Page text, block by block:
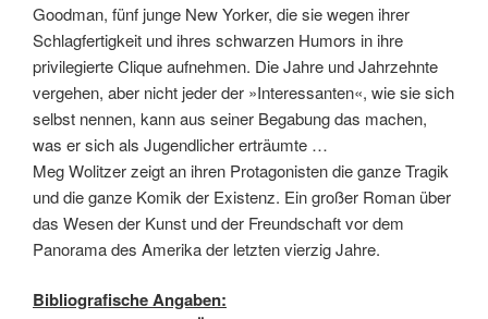
Goodman, fünf junge New Yorker, die sie wegen ihrer
Schlagfertigkeit und ihres schwarzen Humors in ihre
privilegierte Clique aufnehmen. Die Jahre und Jahrzehnte
vergehen, aber nicht jeder der »Interessanten«, wie sie sich
selbst nennen, kann aus seiner Begabung das machen,
was er sich als Jugendlicher erträumte …
Meg Wolitzer zeigt an ihren Protagonisten die ganze Tragik
und die ganze Komik der Existenz. Ein großer Roman über
das Wesen der Kunst und der Freundschaft vor dem
Panorama des Amerika der letzten vierzig Jahre.
Bibliografische Angaben: